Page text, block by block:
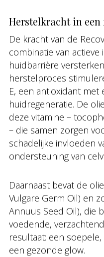
Herstelkracht in een
De kracht van de
combinatie van
huidbarrière
herstelproces
E, een antioxidant met
huidregeneratie. De
deze vitamine –
– die samen zorgen
schadelijke invloeden
ondersteuning van
Daarnaast bevat de
Vulgare Germ Oil) en
Annuus Seed Oil), die
voedende,
resultaat: een
een gezonde glow.